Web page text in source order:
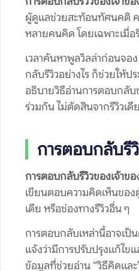
ผู้ดูแลช่วยสะท้อนทัศนคติ ค
หลายคนคิด โดยเฉพาะเมื่
เวลาค้นหาพูลวิลล่าก่อนจ
กลับรีวิวอย่างไร ก็ช่วยให้
อธิบายวิธีอ่านการตอบกลับ
ร่วมกัน ไม่ตัดสินจากรีวิวเดี
การตอบกลับรี
การตอบกลับรีวิวของเจ้าข
เขียนตอบความคิดเห็นขอ
เดีย หรือช่องทางรีวิวอื่น ๆ
การตอบกลับเหล่านี้อาจเป็
แจ้งว่ามีการปรับปรุงแก้ไข
ข้อมูลที่ช่วยอ่าน “วิธีคิดแล